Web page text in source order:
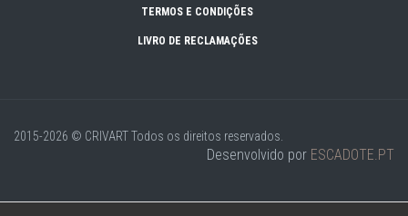
TERMOS E CONDIÇÕES
LIVRO DE RECLAMAÇÕES
2015-2026 © CRIVARTTodos os direitos reservados.
Desenvolvido por ESCADOTE.PT